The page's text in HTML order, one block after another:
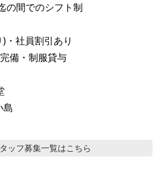
の間でのシフト制
・社員割引あり
備・制服貸与
島
ッフ募集一覧はこちら